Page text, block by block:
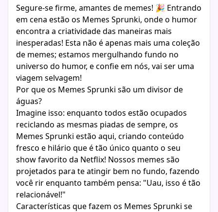
Segure-se firme, amantes de memes! 🎉 Entrando
em cena estão os Memes Sprunki, onde o humor
encontra a criatividade das maneiras mais
inesperadas! Esta não é apenas mais uma coleção
de memes; estamos mergulhando fundo no
universo do humor, e confie em nós, vai ser uma
viagem selvagem!
Por que os Memes Sprunki são um divisor de
águas?
Imagine isso: enquanto todos estão ocupados
reciclando as mesmas piadas de sempre, os
Memes Sprunki estão aqui, criando conteúdo
fresco e hilário que é tão único quanto o seu
show favorito da Netflix! Nossos memes são
projetados para te atingir bem no fundo, fazendo
você rir enquanto também pensa: "Uau, isso é tão
relacionável!"
Características que fazem os Memes Sprunki se